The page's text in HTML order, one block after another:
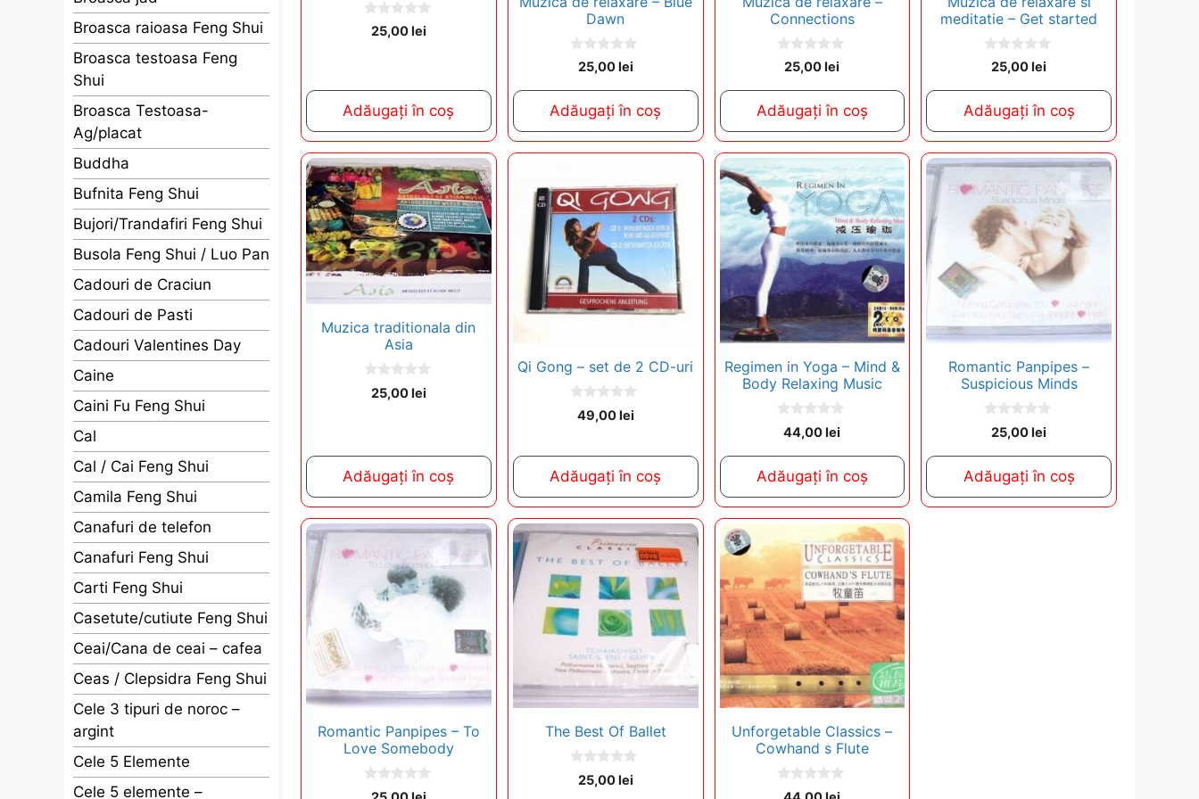
f
25,00lei
Adăugați în coș
Dawn
o
5
25,00lei
Adăugați în coș
Connections
0
o
o
5
25,00lei
Adăugați în coș
meditatie – Get started
o
5
25,00lei
Adăugați în coș
Muzica traditionala din
Asia
25,00lei
Adăugați în coș
Qi Gong – set de 2 CD-uri
o
o
f
5
49,00lei
Adăugați în coș
Regimen in Yoga – Mind &
Body Relaxing Music
o
o
5
44,00lei
Adăugați în coș
Romantic Panpipes –
Suspicious Minds
o
5
25,00lei
Adăugați în coș
Romantic Panpipes – To
Love Somebody
The Best Of Ballet
25,00lei
Unforgetable Classics –
Cowhand s Flute
Broasca raioasa Feng Shui
Broasca testoasa Feng
Shui
Broasca Testoasa-
Ag/placat
Buddha
Bufnita Feng Shui
Bujori/Trandafiri Feng Shui
Busola Feng Shui / Luo Pan
Cadouri de Craciun
Cadouri de Pasti
Cadouri Valentines Day
Caine
Caini Fu Feng Shui
Cal
Cal / Cai Feng Shui
Camila Feng Shui
Canafuri de telefon
Canafuri Feng Shui
Carti Feng Shui
Casetute/cutiute Feng Shui
Ceai/Cana de ceai – cafea
Ceas / Clepsidra Feng Shui
Cele 3 tipuri de noroc –
argint
Cele 5 Elemente
Cele 5 elemente –